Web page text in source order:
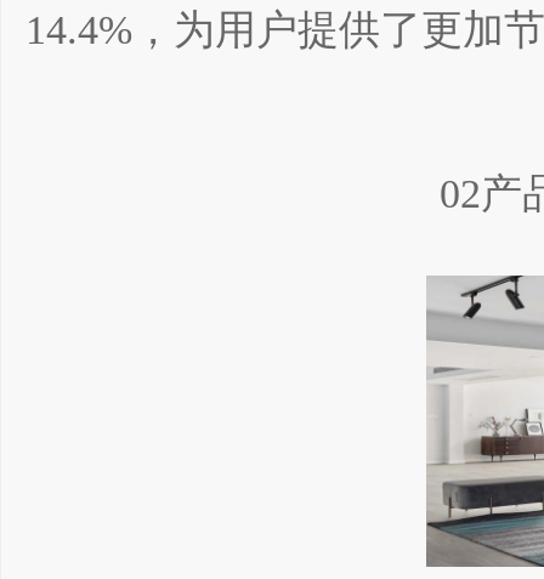
14.4%，为用户提供了更加
02产